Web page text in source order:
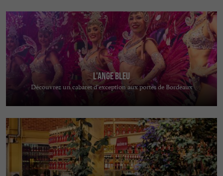
L'Ange Bleu
Découvrez un cabaret d’exception aux portes de Bordeaux